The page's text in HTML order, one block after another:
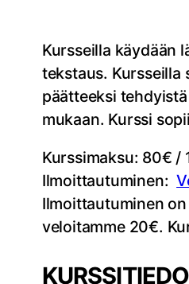
Kursseilla käydään
tekstaus. Kursseilla
päätteeksi
mukaan. Kurssi
Kurssimaksu: 80€ /
Ilmoittautuminen:
Ilmoittautuminen
veloitamme 20€.